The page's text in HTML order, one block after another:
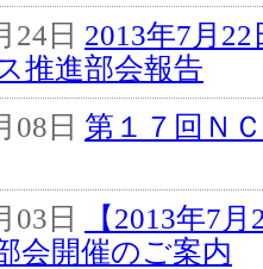
24日 2013年7月
推進部会報告
08日 第１７回Ｎ
03日
【2013年7
会開催のご案内